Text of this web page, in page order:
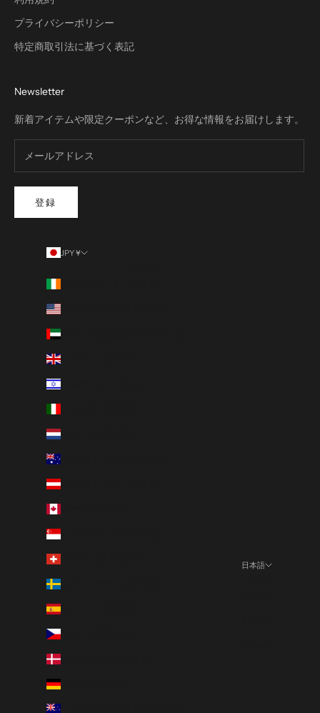
プライバシーポリシー
特定商取引法に基づく表記
Newsletter
新着アイテムや限定クーポンなど、お得な情報をお届けします。
登録
JPY ¥
アメリカ合衆国 (USD $)
イギリス (GBP £)
イスラエル (ILS ₪)
オランダ (EUR €)
オーストラリア (AUD $)
オーストリア (EUR €)
シンガポール (SGD $)
スウェーデン (SEK kr)
スペイン (EUR €)
チェコ (CZK Kč)
デンマーク (DKK kr.)
ドイツ (EUR €)
日本語